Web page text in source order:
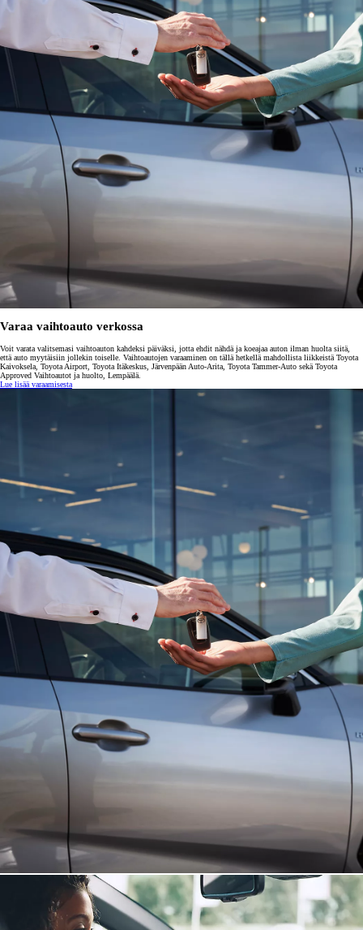
Varaa vaihtoauto verkossa
Voit varata valitsemasi vaihtoauton kahdeksi päiväksi, jotta ehdit nähdä ja koeajaa auton ilman huolta siitä,
että auto myytäisiin jollekin toiselle. Vaihtoautojen varaaminen on tällä hetkellä mahdollista liikkeistä Toyota
Kaivoksela, Toyota Airport, Toyota Itäkeskus, Järvenpään Auto-Arita, Toyota Tammer-Auto sekä Toyota
Approved Vaihtoautot ja huolto, Lempäälä.
Lue lisää varaamisesta